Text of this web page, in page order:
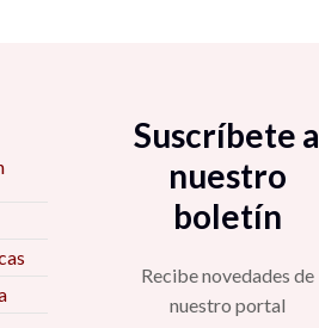
Suscríbete a
nuestro
boletín
Recibe novedades de
nuestro portal